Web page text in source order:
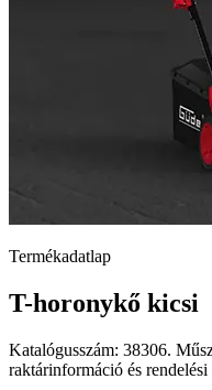
Termékadatlap
T-horonykő kicsi
Katalógusszám: 38306.
raktárinformáció és